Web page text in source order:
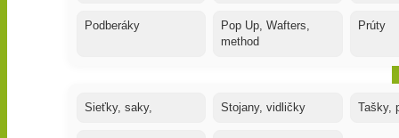
Podberáky
Pop Up, Wafters,
method
Prúty
Sieťky, saky, Stojany, vidličky Tašky,